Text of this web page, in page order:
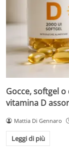
Gocce, softgel
vitamina D
Mattia Di Gennaro
Leggi di più